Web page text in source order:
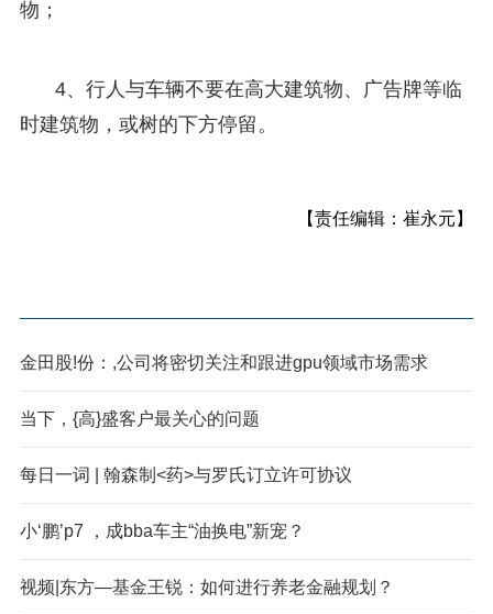
物；
4、行人与车辆不要在高大建筑物、广告牌等临
时建筑物，或树的下方停留。
【责任编辑：崔永元】
金田股!份：,公司将密切关注和跟进gpu领域市场需求
当下，{高}盛客户最关心的问题
每日一词 | 翰森制<药>与罗氏订立许可协议
小‘鹏’p7 ，成bba车主“油换电”新宠？
视频|东方—基金王锐：如何进行养老金融规划？